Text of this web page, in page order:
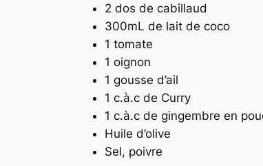
2 dos de cabillaud
300mL de lait de coco
1 tomate
1 oignon
1 gousse d’ail
1 c.à.c de Curry
1 c.à.c de gingembre en
Huile d’olive
Sel, poivre